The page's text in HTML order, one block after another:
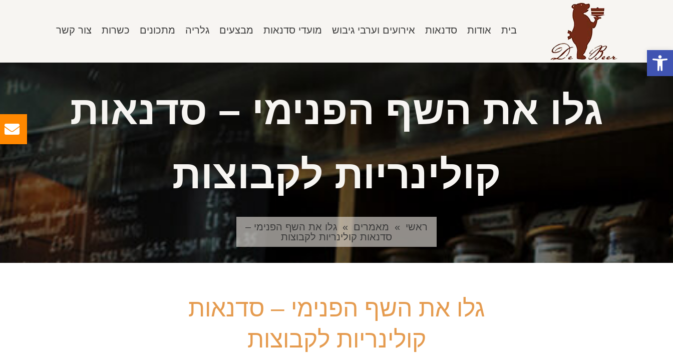
פתח סרגל נגישות
בית אודות סדנאות אירועים וערבי גיבוש מועדי סדנאות מבצעים גלריה מתכונים כשרות צור קשר
גלו את השף הפנימי – סדנאות
קולינריות לקבוצות
ראשי » מאמרים » גלו את השף הפנימי –
סדנאות קולינריות לקבוצות
גלו את השף הפנימי – סדנאות
קולינריות לקבוצות